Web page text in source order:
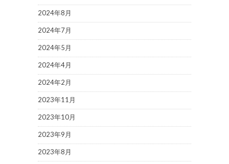
2024年8月
2024年7月
2024年5月
2024年4月
2024年2月
2023年11月
2023年10月
2023年9月
2023年8月